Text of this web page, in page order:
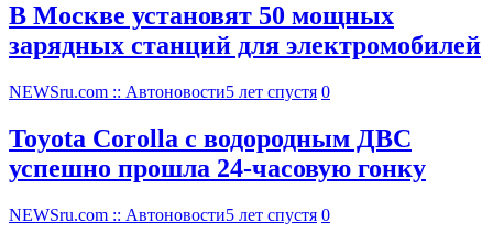
В Москве установят 50 мощных
зарядных станций для электромобилей
NEWSru.com :: Автоновости5 лет спустя 0
Toyota Corolla с водородным ДВС
успешно прошла 24-часовую гонку
NEWSru.com :: Автоновости5 лет спустя 0